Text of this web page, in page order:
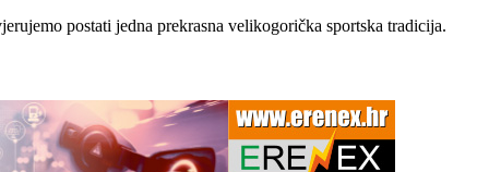
postati jedna prekrasna velikogorička sportska tradicija.